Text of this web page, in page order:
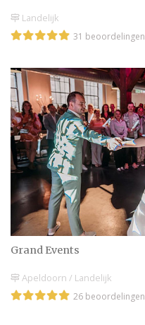
Landelijk
31 beoordelingen
Grand Events
Apeldoorn / Landelijk
26 beoordelingen